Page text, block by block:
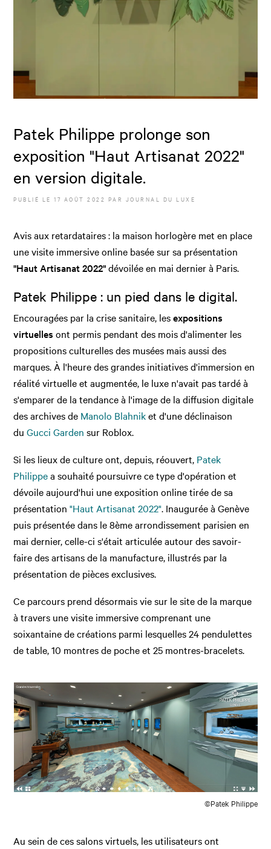
Patek Philippe prolonge son
exposition "Haut Artisanat 2022"
en version digitale.
PUBLIÉ LE17 AOÛT 2022 PAR JOURNAL DU LUXE
Avis aux retardataires : la maison horlogère met en place
une visite immersive online basée sur sa présentation
"Haut Artisanat 2022"dévoilée en mai dernier à Paris.
Patek Philippe : un pied dans le digital.
Encouragées par la crise sanitaire, lesexpositions
virtuelles ont permis pendant des mois d'alimenter les
propositions culturelles des musées mais aussi des
marques. À l'heure des grandes initiatives d'immersion en
réalité virtuelle et augmentée, le luxe n'avait pas tardé à
s'emparer de la tendance à l'image de la diffusion digitale
des archives de Manolo Blahniket d'une déclinaison
duGucci Garden sur Roblox.
Si les lieux de culture ont, depuis, réouvert, Patek
Philippea souhaité poursuivre ce type d'opération et
dévoile aujourd'hui une exposition online tirée de sa
présentation"Haut Artisanat 2022". Inaugurée à Genève
puis présentée dans le 8ème arrondissement parisien en
mai dernier, celle-ci s'était articulée autour des savoir-
faire des artisans de la manufacture, illustrés par la
présentation de pièces exclusives.
Ce parcours prend désormais vie sur le site de la marque
à travers une visite immersive comprenant une
soixantaine de créations parmi lesquelles 24 pendulettes
de table, 10 montres de poche et 25 montres-bracelets.
©Patek Philippe
Au sein de ces salons virtuels, les utilisateurs ont